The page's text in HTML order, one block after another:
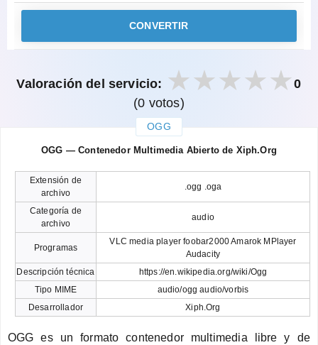
CONVERTIR
Valoración del servicio:
0
(0 votos)
OGG
OGG — Contenedor Multimedia Abierto de Xiph.Org
Extensión de
archivo
.ogg .oga
Categoría de
archivo
audio
Programas
VLC media player foobar2000 Amarok MPlayer
Audacity
Descripción técnica
https://en.wikipedia.org/wiki/Ogg
Tipo MIME
audio/ogg audio/vorbis
Desarrollador
Xiph.Org
OGG es un formato contenedor multimedia libre y de